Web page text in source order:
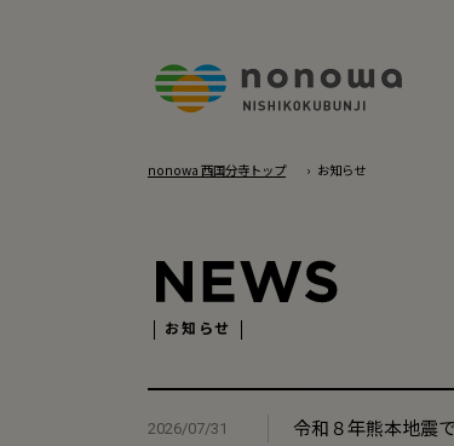
nonowa 西国分寺トップ お知らせ
お知らせ
2026/07/31 令和８年熊本地震